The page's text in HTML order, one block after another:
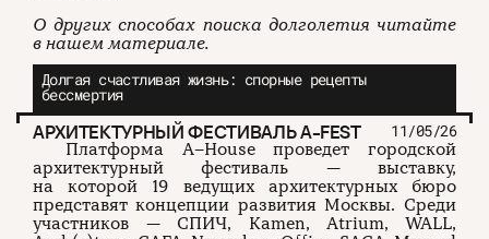
О других способах поиска долголетия читайте
в нашем материале.
Долгая счастливая жизнь: спорные рецепты
бессмертия
АРХИТЕКТУРНЫЙ ФЕСТИВАЛЬ A-FEST 11/05/26
Платформа A–House проведет городской
архитектурный фестиваль — выставку,
на которой 19 ведущих архитектурных бюро
представят концепции развития Москвы. Среди
участников — СПИЧ, Kamen, Atrium, WALL,